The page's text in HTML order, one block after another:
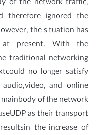
of the network traffic,
therefore ignored the
the situation has
at present. With the
traditional networking
no longer satisfy
and online
mainbody of the network
as their transport
the increase of